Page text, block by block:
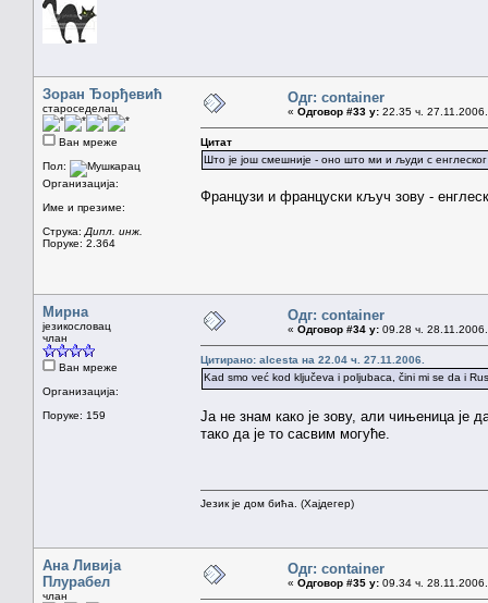
Зоран Ђорђевић
староседелац
Ван мреже
Пол:
Организација:
Име и презиме:
Струка: Дипл. инж.
Поруке: 2.364
Одг: container
« Одговор #33 у: 22.35 ч.
Цитат
Што је још смешније - оно што ми и људи с
Французи и француски кључ зову -
Мирна
језикословац
члан
Ван мреже
Организација:
Поруке: 159
Одг: container
« Одговор #34 у: 09.28 ч.
Цитирано: alcesta на 22.04 ч. 27.11.2006.
Kad smo već kod ključeva i poljubaca, čini mi se da i
Ја не знам како је зову, али чињеница је
тако да је то сасвим могуће.
Језик је дом бића. (Хајдегер)
Ана Ливија
Плурабел
члан
Одг: container
« Одговор #35 у: 09.34 ч.